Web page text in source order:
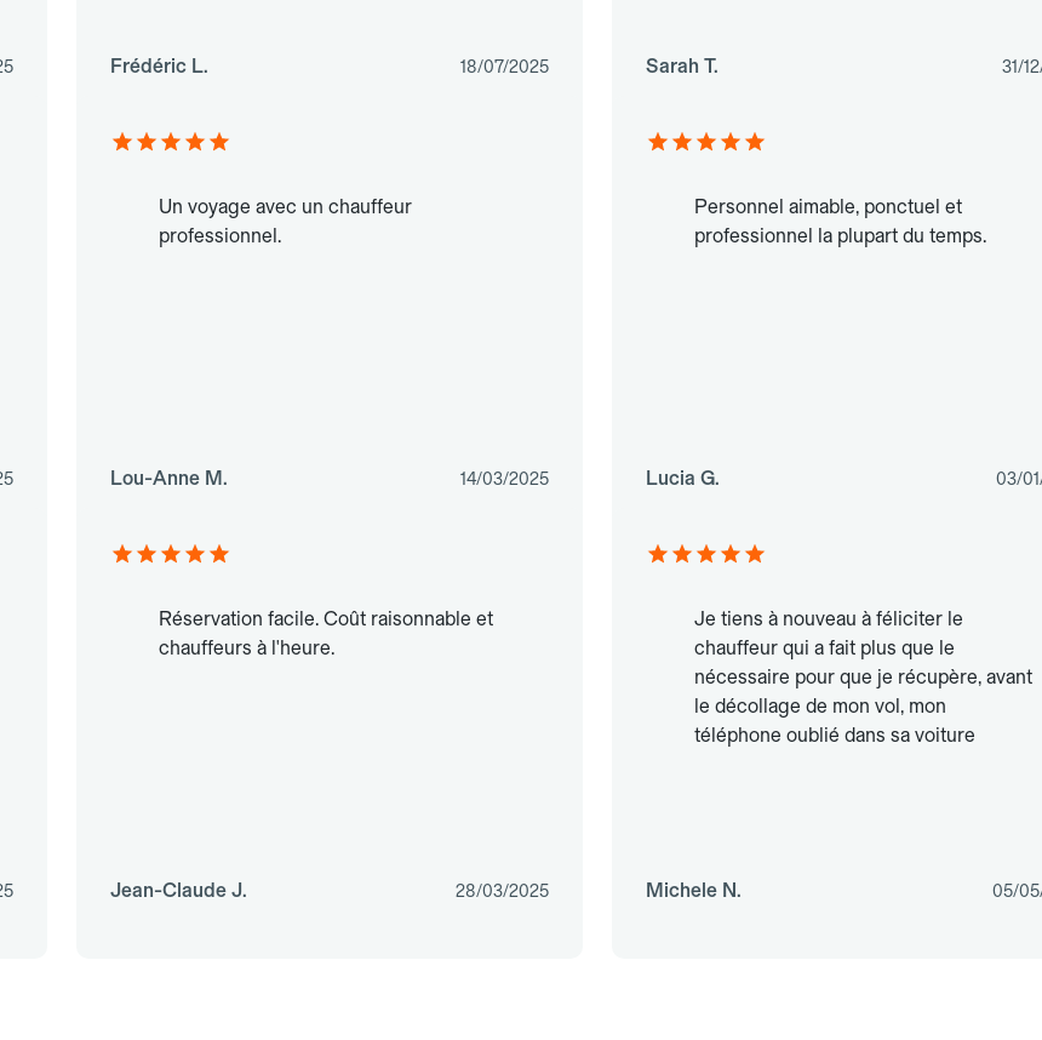
Frédéric L. 18/07/2025 Sarah T. 31/
Un voyage avec un chauffeur
professionnel.
Lou-Anne M. 14/03/2025
Personnel aimable, ponctuel et
professionnel la plupart du temps.
Lucia G. 03/
Réservation facile. Coût raisonnable et
chauffeurs à l'heure.
Jean-Claude J. 28/03/2025
Je tiens à nouveau à féliciter le
chauffeur qui a fait plus que le
nécessaire pour que je récupère, avant
le décollage de mon vol, mon
téléphone oublié dans sa voiture
Michele N. 05/